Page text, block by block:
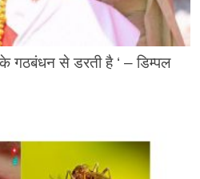
के गठबंधन से डरती है ‘ – डिम्पल